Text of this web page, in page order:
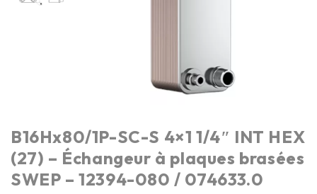
B16Hx80/1P-SC-S 4×1 1/4″ INT HEX
(27) – Échangeur à plaques brasées
SWEP – 12394-080 / 074633.0